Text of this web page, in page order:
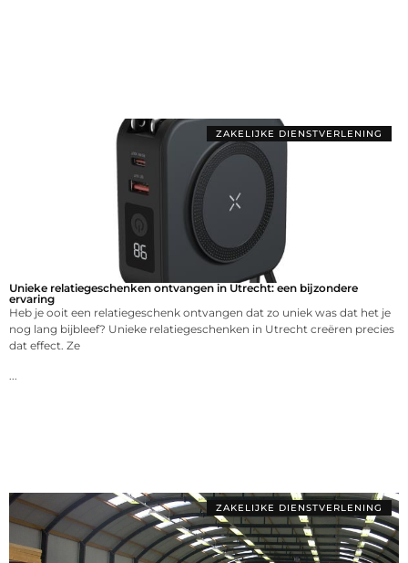
ZAKELIJKE DIENSTVERLENING
Unieke relatiegeschenken ontvangen in Utrecht: een bijzondere
ervaring
Heb je ooit een relatiegeschenk ontvangen dat zo uniek was dat het je
nog lang bijbleef? Unieke relatiegeschenken in Utrecht creëren precies
dat effect. Ze
ZAKELIJKE DIENSTVERLENING